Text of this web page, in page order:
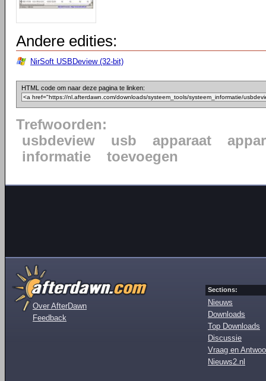
Andere edities:
NirSoft USBDeview (32-bit)
HTML code om naar deze pagina te linken:
Trefwoorden:
usbdeview
usb apparaat
informatie
toevoegen
Over AfterDawn
Feedback
Sections:
Nieuws
Downloads
Top Downloads
Discussie
Vraag en
Nieuws2.nl